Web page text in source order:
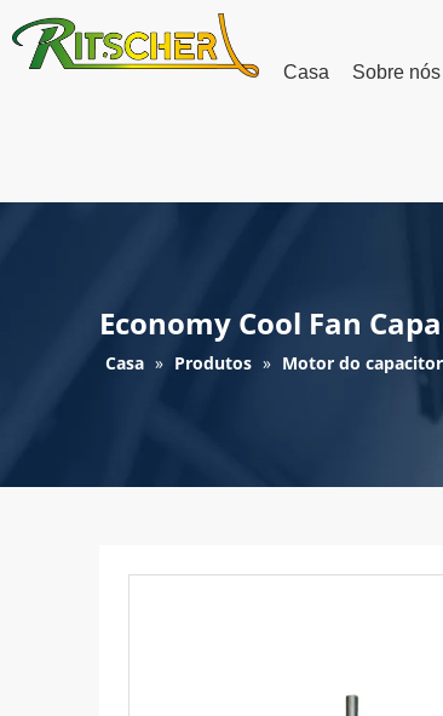
Casa Sobre nós
Economy Cool Fan
Casa » Produtos » Motor do capacitor